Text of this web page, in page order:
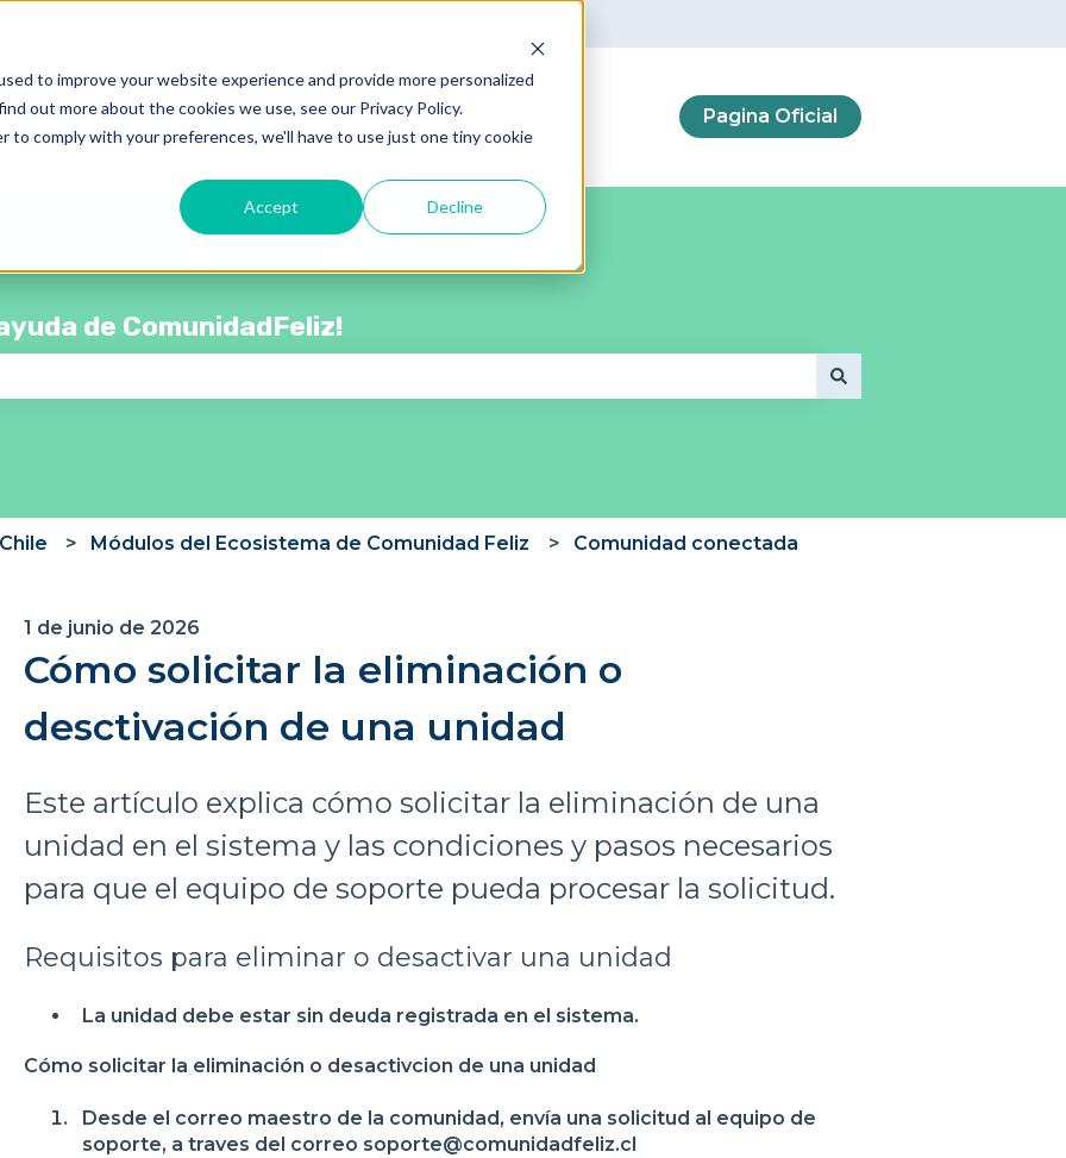
to improve your website experience and provide more personalized
out more about the cookies we use, see our Privacy Policy.
comply with your preferences, we'll have to use just one tiny cookie
Accept Decline
Pagina Oficial
de ComunidadFeliz!
Módulos del Ecosistema de Comunidad Feliz Comunidad conectada
1 de junio de 2026
Cómo solicitar la eliminación o
desctivación de una unidad
Este artículo explica cómo solicitar la eliminación de una
unidad en el sistema y las condiciones y pasos necesarios
para que el equipo de soporte pueda procesar la solicitud.
Requisitos para eliminar o desactivar una unidad
La unidad debe estar sin deuda registrada en el sistema.
Cómo solicitar la eliminación o desactivcion de una unidad
Desde el correo maestro de la comunidad, envía una solicitud al equipo de
soporte, a traves del correo soporte@comunidadfeliz.cl